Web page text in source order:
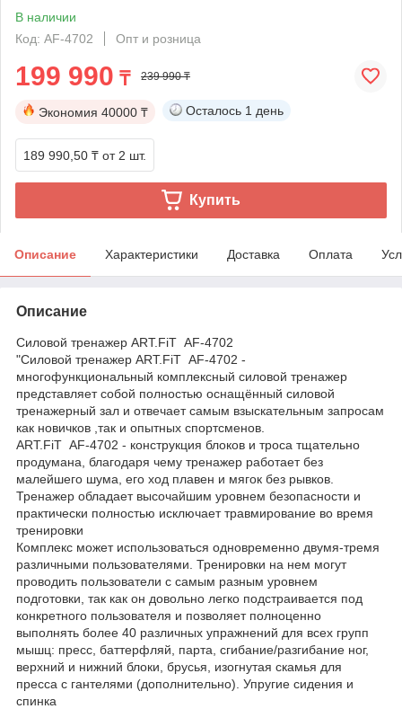
В наличии
Код: AF-4702
Опт и розница
199 990 ₸ 239 990 ₸
Экономия 40000 ₸ Осталось 1 день
189 990,50 ₸ от 2 шт.
Купить
Описание Характеристики Доставка Оплата
Описание
Cиловой тренажер ART.FiT AF-4702
"Cиловой тренажер ART.FiT AF-4702 -
многофункциональный комплексный силовой тренажер
представляет собой полностью оснащённый силовой
тренажерный зал и отвечает самым взыскательным запросам
как новичков ,так и опытных спортсменов.
ART.FiT AF-4702 - конструкция блоков и троса тщательно
продумана, благодаря чему тренажер работает без
малейшего шума, его ход плавен и мягок без рывков.
Тренажер обладает высочайшим уровнем безопасности и
практически полностью исключает травмирование во время
тренировки
Комплекс может использоваться одновременно двумя-тремя
различными пользователями. Тренировки на нем могут
проводить пользователи с самым разным уровнем
подготовки, так как он довольно легко подстраивается под
конкретного пользователя и позволяет полноценно
выполнять более 40 различных упражнений для всех групп
мышц: пресс, баттерфляй, парта, сгибание/разгибание ног,
верхний и нижний блоки, брусья, изогнутая скамья для
пресса с гантелями (дополнительно). Упругие сидения и
спинка